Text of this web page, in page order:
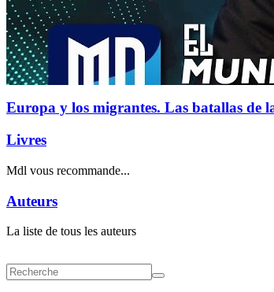
Europa y los migrantes. Las batallas de
Livres
Mdl vous recommande...
Auteurs
La liste de tous les auteurs